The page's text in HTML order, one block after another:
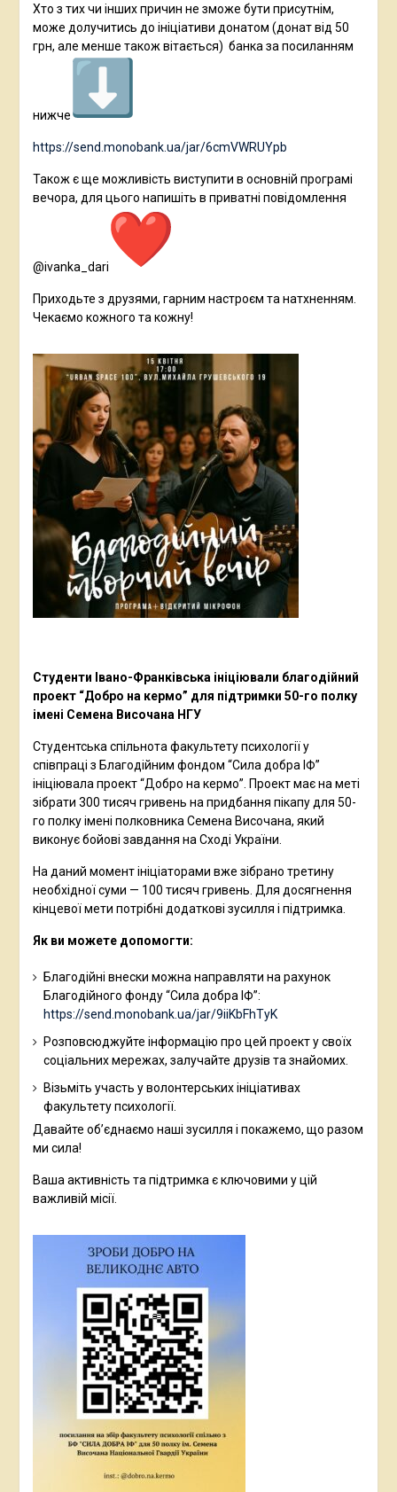
Хто з тих чи інших причин не зможе бути присутнім,
може долучитись до ініціативи донатом (донат від 50
грн, але менше також вітається) банка за посиланням
нижче
https://send.monobank.ua/jar/6cmVWRUYpb
Також є ще можливість виступити в основній програмі
вечора, для цього напишіть в приватні повідомлення
@ivanka_dari
Приходьте з друзями, гарним настроєм та натхненням.
Чекаємо кожного та кожну!
Студенти Івано-Франківська ініціювали благодійний
проект “Добро на кермо” для підтримки 50-го полку
імені Семена Височана НГУ
Студентська спільнота факультету психології у
співпраці з Благодійним фондом “Сила добра ІФ”
ініціювала проект “Добро на кермо”. Проект має на меті
зібрати 300 тисяч гривень на придбання пікапу для 50-
го полку імені полковника Семена Височана, який
виконує бойові завдання на Сході України.
На даний момент ініціаторами вже зібрано третину
необхідної суми — 100 тисяч гривень. Для досягнення
кінцевої мети потрібні додаткові зусилля і підтримка.
Як ви можете допомогти:
Благодійні внески можна направляти на рахунок
Благодійного фонду “Сила добра ІФ”:
https://send.monobank.ua/jar/9iiKbFhTyK
Розповсюджуйте інформацію про цей проект у своїх
соціальних мережах, залучайте друзів та знайомих.
Візьміть участь у волонтерських ініціативах
факультету психології.
Давайте об’єднаємо наші зусилля і покажемо, що разом
ми сила!
Ваша активність та підтримка є ключовими у цій
важливій місії.